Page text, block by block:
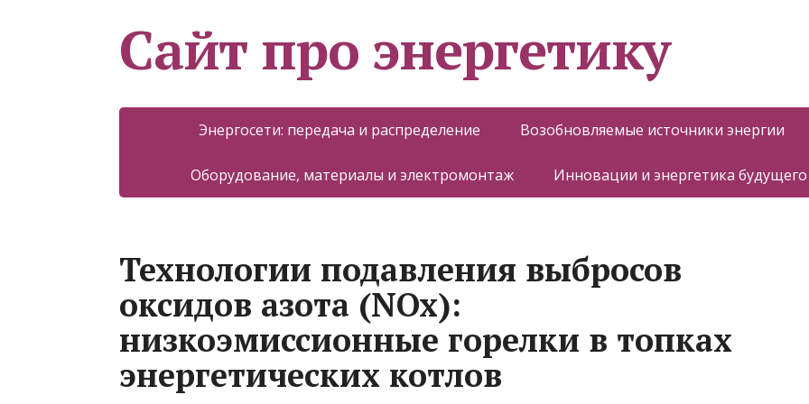
Сайт про энергетику
Энергосети: передача и распределение Возобновляемые источники энергии
Оборудование, материалы и электромонтаж Инновации и энергетика будущего
Технологии подавления выбросов
оксидов азота (NOx):
низкоэмиссионные горелки в топках
энергетических котлов